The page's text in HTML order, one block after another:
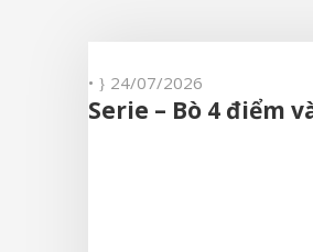
• 24/07/2026
Serie – Bò 4